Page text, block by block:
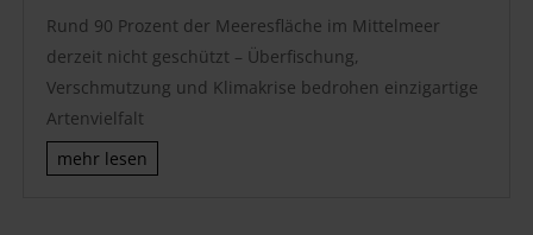
Rund 90 Prozent der Meeresfläche im Mittelmeer
derzeit nicht geschützt – Überfischung,
Verschmutzung und Klimakrise bedrohen einzigartige
Artenvielfalt
mehr lesen